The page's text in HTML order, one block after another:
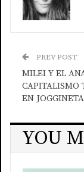
PREV POST
MILEI Y EL
CAPITALISMO
EN JOGGINETA
YOU